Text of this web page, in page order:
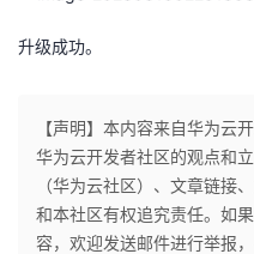
升级成功。
【声明】本内容来自华为云
华为云开发者社区的观点和
（华为云社区）、文章链接
和本社区有权追究责任。如
容，欢迎发送邮件进行举报